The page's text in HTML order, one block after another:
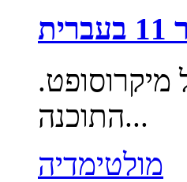
מיקרוסופט.
התוכנה...
מולטימדיה